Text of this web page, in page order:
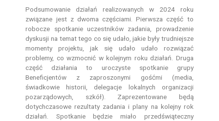
Podsumowanie działań realizowanych w 2024 roku
związane jest z dwoma częściami. Pierwsza część to
robocze spotkanie uczestników zadania, prowadzenie
dyskusji na temat tego co się udało, jakie były trudniejsze
momenty projektu, jak się udało udało rozwiązać
problemy, co wzmocnić w kolejnym roku działań. Druga
część działania to uroczyste spotkanie grupy
Beneficjentów z zaproszonymi gośćmi (media,
świadkowie historii, delegacje lokalnych organizacji
pozarządowych, szkół). Zaprezentowane będą
dotychczasowe rezultaty zadania i plany na kolejny rok
działań. Spotkanie będzie miało przedświąteczny